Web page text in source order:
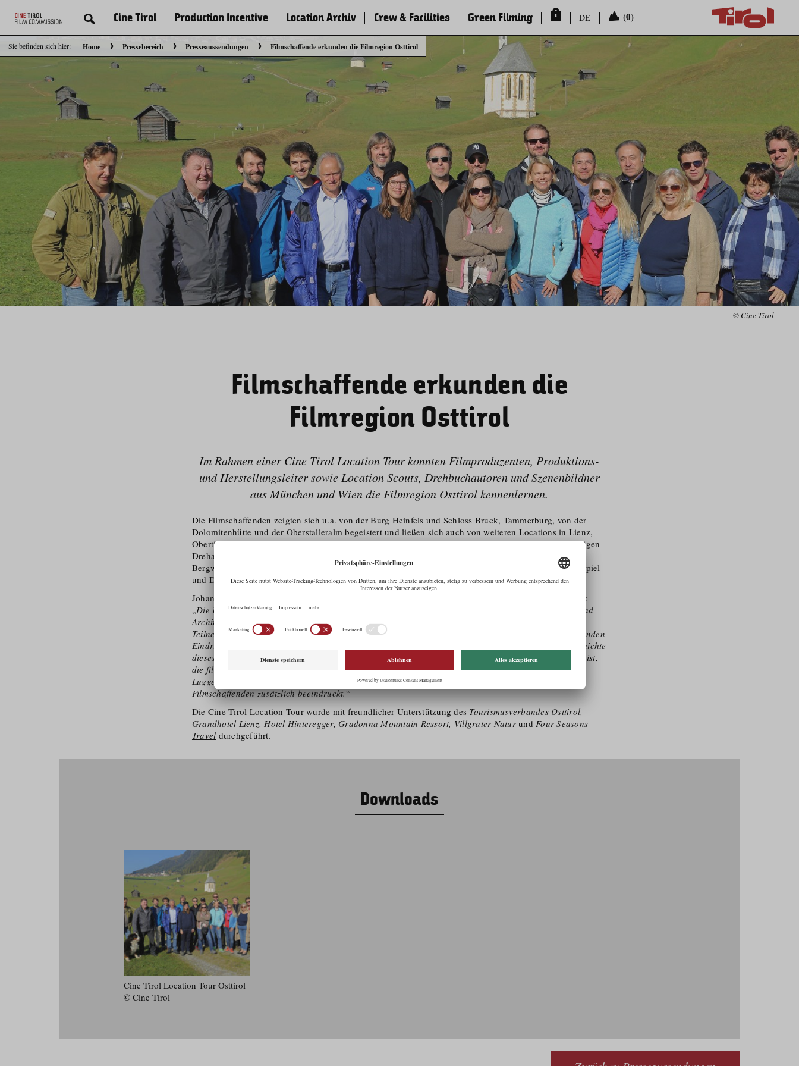
Sie befinden sich hier: Home Pressebereich Presseaussendungen Filmschaffende erkunden die Filmregion Osttirol
Cine Tirol Production Incentive Location Archiv Crew & Facilities Green Filming DE (0)
© Cine Tirol
Filmschaffende erkunden die
Filmregion Osttirol
Im Rahmen einer Cine Tirol Location Tour konnten Filmproduzenten, Produktions-
und Herstellungsleiter sowie Location Scouts, Drehbuchautoren und Szenenbildner
aus München und Wien die Filmregion Osttirol kennenlernen.
Die Filmschaffenden zeigten sich u.a. von der Burg Heinfels und Schloss Bruck, Tammerburg, von der
Dolomitenhütte und der Oberstalleralm begeistert und ließen sich auch von weiteren Locations in Lienz,
Obertilliach, Matrei und Kals am Großglockner sowie im Villgratental für die Umsetzung von zukünftigen
Dreharbeiten in Osttirol inspirieren. Die vielseitigen Drehorte inmitten der faszinierenden Osttiroler
Bergwelt schaffen aus Sicht der Filmschaffenden optimale Voraussetzungen für die Realisierung von Spiel-
und Dokumentarfilmen sowie Werbefilmen, Fotoshootings und Musikvideos.
Johannes Köck, Leiter der Cine Tirol Film Commission, freut sich über das überaus positive Feedback:
„Die Filmregion Osttirol hat sich von seiner besten Seite präsentiert – die vielfältige Berglandschaft und
Architektur verbunden mit Kompetenz, Gastfreundschaft und Filmfreundlichkeit überzeugten die
Teilnehmer unserer Location Tour in besonderer Weise. Wir sind sehr zuversichtlich, dass diese prägenden
Eindrücke über die Zeit neue Filmproduktionen nach Osttirol bringen und so die spannende Filmgeschichte
dieses Bezirks fortführen werden. Es kommt hinzu, dass Osttirol reich an Geschichte und Geschichten ist,
die filmisch erzählt werden können – die Begegnung mit begnadeten Geschichtenerzählern wie Sepp
Lugger aus Obertilliach, Josef Schett aus dem Villgratental und Tobias Trost aus Matrei haben die
Filmschaffenden zusätzlich beeindruckt.“
Die Cine Tirol Location Tour wurde mit freundlicher Unterstützung des Tourismusverbandes Osttirol,
Grandhotel Lienz, Hotel Hinteregger,Gradonna Mountain Ressort, Villgrater Natur und Four Seasons
Travel durchgeführt.
Downloads
Cine Tirol Location Tour Osttirol
© Cine Tirol